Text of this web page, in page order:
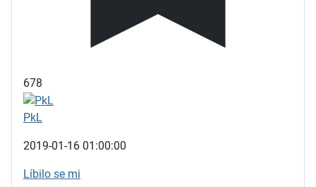
678
PkL
2019-01-16 01:00:00
Líbilo se mi